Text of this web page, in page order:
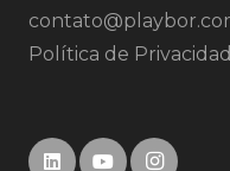
Política de